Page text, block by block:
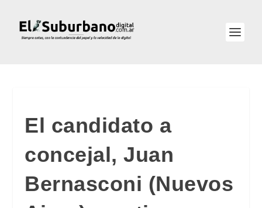
El candidato a
concejal, Juan
Bernasconi (Nuevos